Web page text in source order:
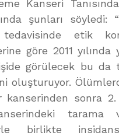
Kanseri
şunları söyledi:
etik
göre 2011 yılında
görülecek bu da
oluşturuyor.
kanserinden sonra 2.
tarama
birlikte